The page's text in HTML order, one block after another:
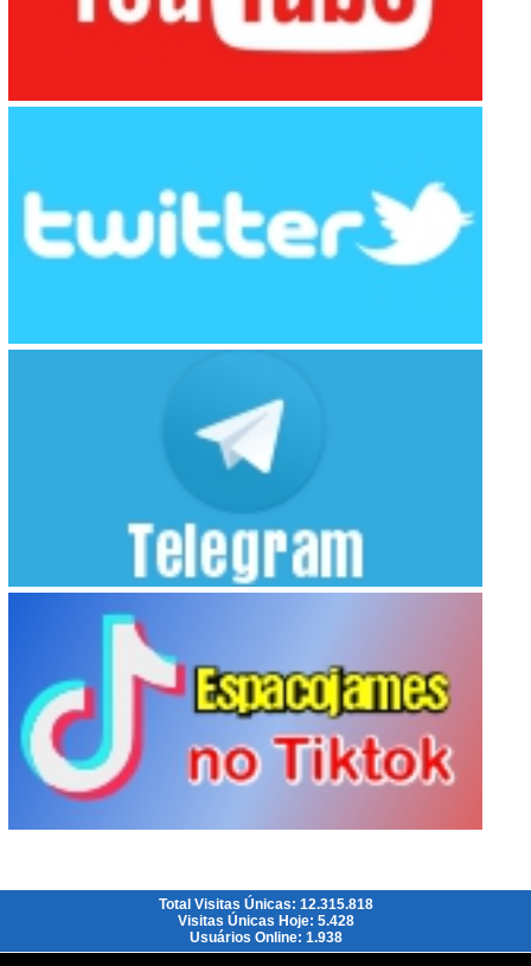
Total Visitas Únicas: 12.315.818
Visitas Únicas Hoje: 5.428
Usuários Online: 1.938